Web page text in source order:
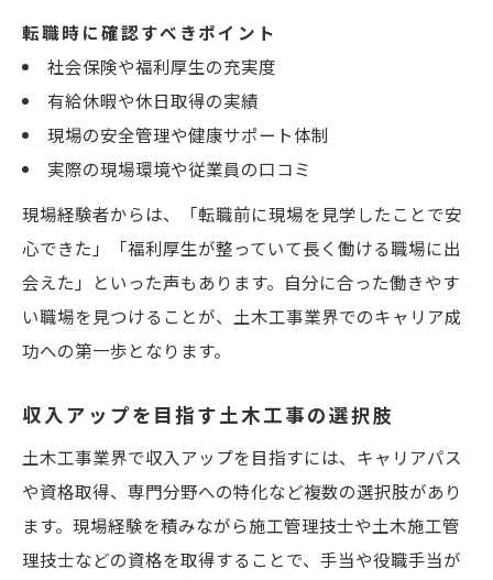
転職時に確認すべきポイント
社会保険や福利厚生の充実度
有給休暇や休日取得の実績
現場の安全管理や健康サポート体制
実際の現場環境や従業員の口コミ
現場経験者からは、「転職前に現場を見学したことで安
心できた」「福利厚生が整っていて長く働ける職場に出
会えた」といった声もあります。自分に合った働きやす
い職場を見つけることが、土木工事業界でのキャリア成
功への第一歩となります。
収入アップを目指す土木工事の選択肢
土木工事業界で収入アップを目指すには、キャリアパス
や資格取得、専門分野への特化など複数の選択肢があり
ます。現場経験を積みながら施工管理技士や土木施工管
理技士などの資格を取得することで、手当や役職手当が